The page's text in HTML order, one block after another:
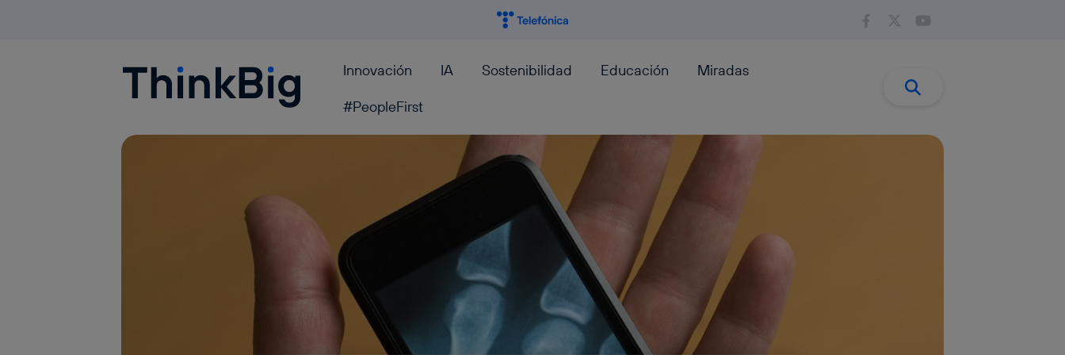
Blogthinkbig.com Innovación IA Sostenibilidad Educación
Miradas
#PeopleFirst
Buscar